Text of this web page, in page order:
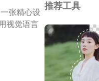
张精心设
视觉语言
推荐工具